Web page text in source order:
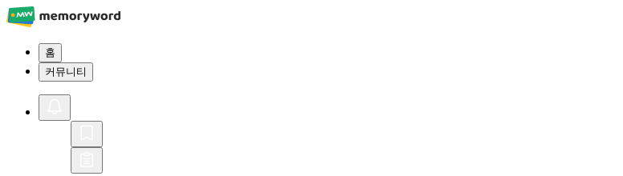
홈
커뮤니티